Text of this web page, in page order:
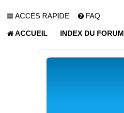
ACCÈS RAPIDE FAQ
ACCUEIL INDEX DU FORUM